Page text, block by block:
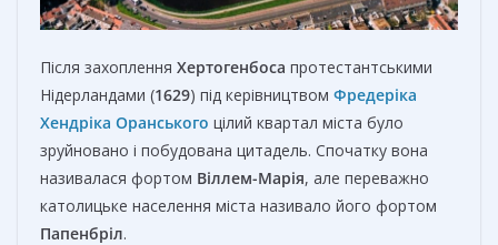
Після захоплення Хертогенбоса протестантськими
Нідерландами (1629) під керівництвом Фредеріка
Хендріка Оранського цілий квартал міста було
зруйновано і побудована цитадель. Спочатку вона
називалася фортом Віллем-Марія, але переважно
католицьке населення міста називало його фортом
Папенбріл.